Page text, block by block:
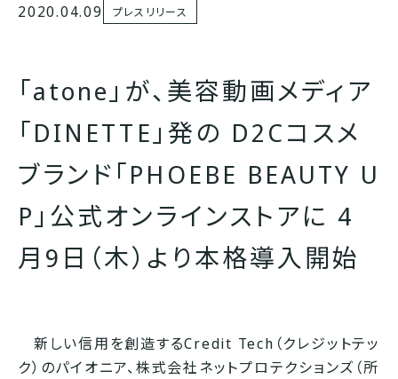
2020.04.09 プレスリリース
「atone」が、美容動画メディア
「DINETTE」発の D2Cコスメ
ブランド「PHOEBE BEAUTY U
P」公式オンラインストアに 4
月9日（木）より本格導入開始
新しい信用を創造するCredit Tech（クレジットテッ
ク）のパイオニア、株式会社ネットプロテクションズ（所